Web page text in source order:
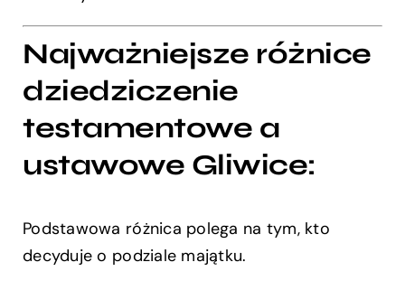
Najważniejsze różnice
dziedziczenie
testamentowe a
ustawowe Gliwice:
Podstawowa różnica polega na tym, kto
decyduje o podziale majątku.